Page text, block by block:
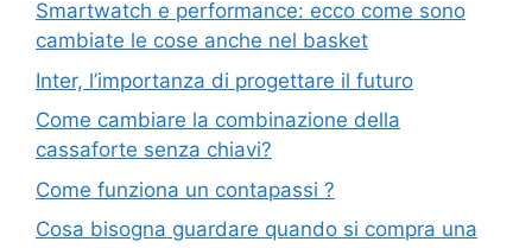
Smartwatch e performance: ecco come sono
cambiate le cose anche nel basket
Inter, l’importanza di progettare il futuro
Come cambiare la combinazione della
cassaforte senza chiavi?
Come funziona un contapassi ?
Cosa bisogna guardare quando si compra una